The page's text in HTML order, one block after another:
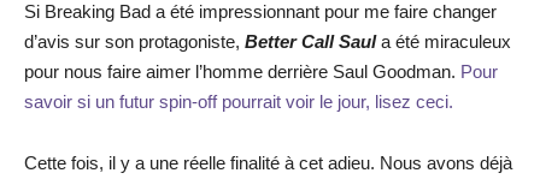
Si Breaking Bad a été impressionnant pour me faire changer
d’avis sur son protagoniste, Better Call Saula été miraculeux
pour nous faire aimer l’homme derrière Saul Goodman. Pour
savoir si un futur spin-off pourrait voir le jour, lisez ceci.
Cette fois, il y a une réelle finalité à cet adieu. Nous avons déjà